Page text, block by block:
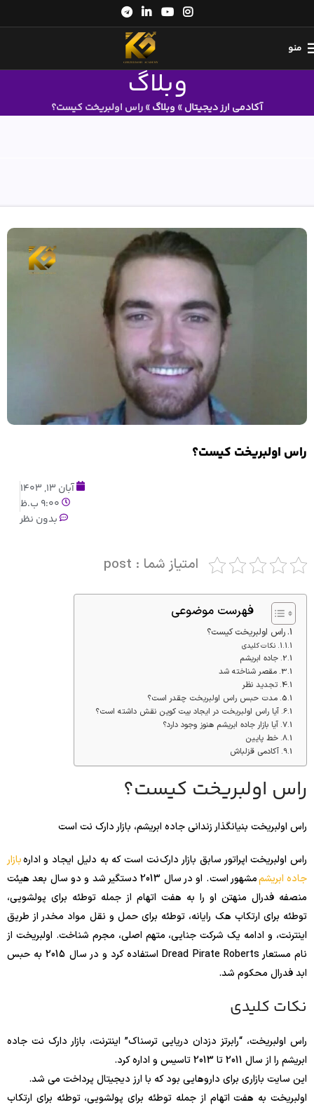
منو
وبلاگ
آکادمی ارز دیجیتال» وبلاگ»راس اولبریخت کیست؟
راس اولبریخت کیست؟
آبان 13, 1403
9:00 ب.ظ
بدون نظر
امتیاز شما : post
فهرست موضوعی
راس اولبریخت کیست؟
نکات کلیدی
جاده ابریشم
مقصر شناخته شد
تجدید نظر
مدت حبس راس اولبریخت چقدر است؟
آیا راس اولبریخت در ایجاد بیت کوین نقش داشته است؟
آیا بازار جاده ابریشم هنوز وجود دارد؟
خط پایین
آکادمی قزلباش
راس اولبریخت کیست؟
راس اولبریخت بنیانگذار زندانی جاده ابریشم، بازار دارک نت است
راس اولبریخت اپراتور سابق بازار دارک نت است که به دلیل ایجاد و ادارهبازار
جاده ابریشم
مشهور است . او در سال 2013 دستگیر شد و دو سال بعد هیئت
منصفه فدرال منهتن او را به هفت اتهام از جمله توطئه برای پولشویی،
توطئه برای ارتکاب هک رایانه، توطئه برای حمل و نقل مواد مخدر از طریق
اینترنت، و ادامه یک شرکت جنایی، متهم اصلی، مجرم شناخت. اولبریخت از
نام مستعار Dread Pirate Roberts استفاده کرد و در سال 2015 به حبس
ابد فدرال محکوم شد.
نکات کلیدی
راس اولبریخت، “رابرتز دزدان دریایی ترسناک” اینترنت، بازار دارک نت جاده
ابریشم را از سال 2011 تا 2013 تاسیس و اداره کرد.
این سایت بازاری برای داروهایی بود که با ارز دیجیتال پرداخت می شد.
اولبریخت به هفت اتهام از جمله توطئه برای پولشویی، توطئه برای ارتکاب